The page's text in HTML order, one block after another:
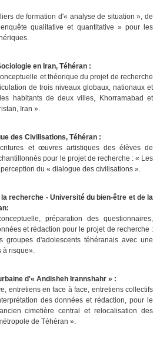
de formation d'« analyse de situation », de
qualitative et quantitative » pour les
en Iran, Téhéran :
et théorique du projet de recherche
de trois niveaux globaux, nationaux et
habitants de deux villes, Khorramabad et
Iran ».
des Civilisations, Téhéran :
et œuvres artistiques des élèves de
pour le projet de recherche : « Les
du « dialogue des civilisations ».
recherche - Université du bien-être et de la
préparation des questionnaires,
et rédaction pour le projet de recherche :
d'adolescents téhéranais avec une
à risque».
d'« Andisheh Irannshahr » :
entretiens en face à face, entretiens collectifs
des données et rédaction, pour le
cimetière central et relocalisation des
de Téhéran ».